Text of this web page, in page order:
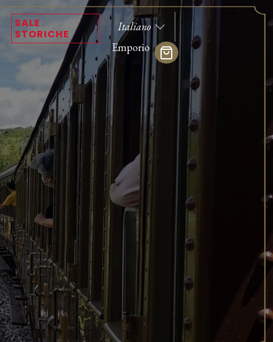
SALE
STORICHE
Emporio